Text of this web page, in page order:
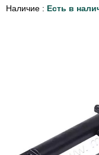
Наличие : Есть в